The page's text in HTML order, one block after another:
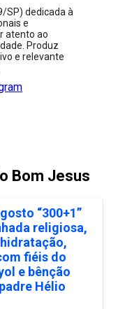
SP) dedicada à
e
atento ao
Produz
e relevante
Bom Jesus
“300+1”
religiosa,
fiéis do
e bênção
Hélio